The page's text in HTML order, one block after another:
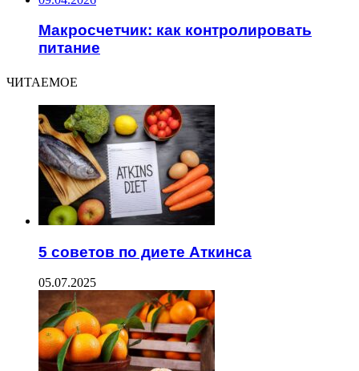
Макросчетчик: как контролировать
питание
ЧИТАЕМОЕ
5 советов по диете Аткинса
05.07.2025